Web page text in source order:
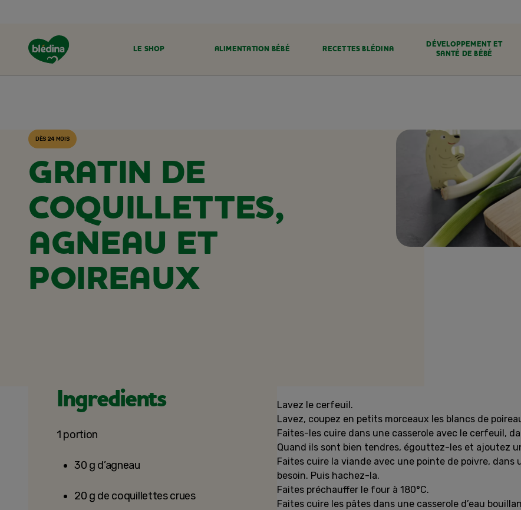
LE SHOP ALIMENTATION BÉBÉ RECETTES BLÉDINA
DÉVELOPPEMENT ET
SANTÉ DE BÉBÉ
RECETTES BLÉDINA
DÈS 24 MOIS
GRATIN DE
COQUILLETTES,
AGNEAU ET
POIREAUX
Ingredients
1 portion
30 g d’agneau
20 g de coquillettes crues
Lavez le cerfeuil.
Lavez, coupez en petits morceaux les blancs de
Faites-les cuire dans une casserole avec le cerfeuil,
Quand ils sont bien tendres, égouttez-les et ajoutez
Faites cuire la viande avec une pointe de poivre,
besoin. Puis hachez-la.
Faites préchauffer le four à 180°C.
Faites cuire les pâtes dans une casserole d’eau